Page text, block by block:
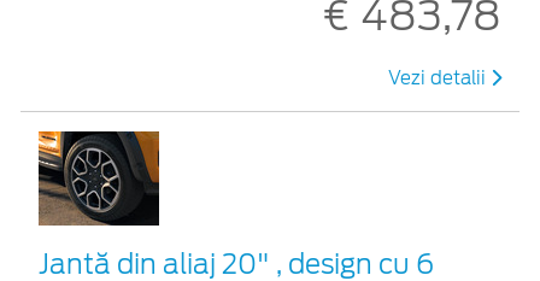
€ 483,78
Vezi detalii
Jantă din aliaj 20" , design cu 6